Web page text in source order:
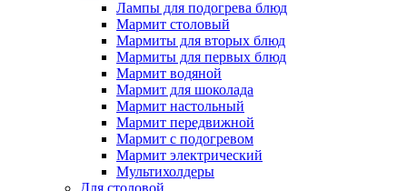
Лампы для подогрева блюд
Мармит столовый
Мармиты для вторых блюд
Мармиты для первых блюд
Мармит водяной
Мармит для шоколада
Мармит настольный
Мармит передвижной
Мармит с подогревом
Мармит электрический
Мультихолдеры
Для столовой